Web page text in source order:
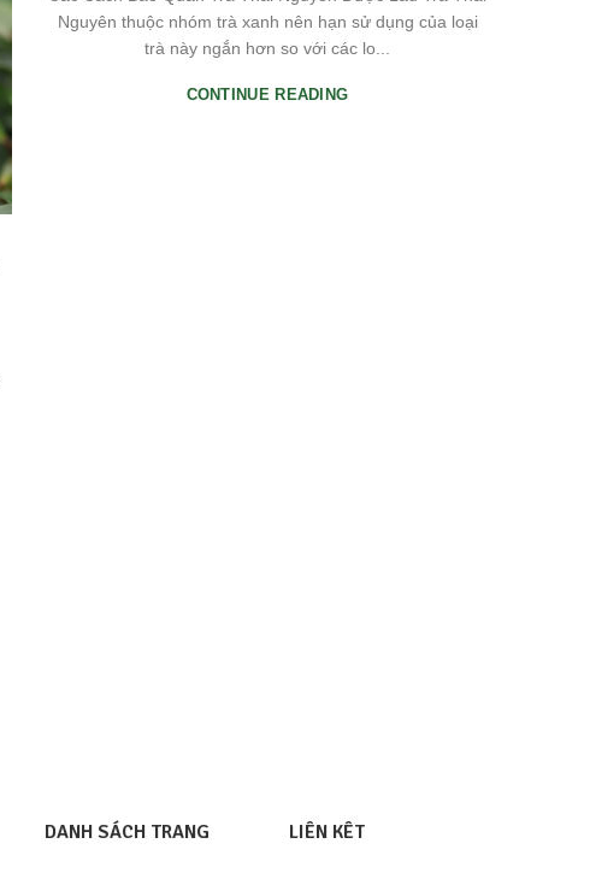
Nguyên thuộc nhóm trà xanh nên hạn sử dụng của loại
trà này ngắn hơn so với các lo...
CONTINUE READING
DANH SÁCH TRANG LIÊN KÊT